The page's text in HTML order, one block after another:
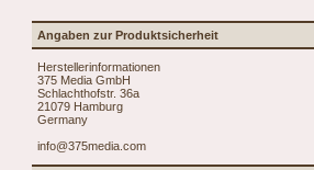
Angaben zur Produktsicherheit
Herstellerinformationen
375 Media GmbH
Schlachthofstr. 36a
21079 Hamburg
Germany
info@375media.com